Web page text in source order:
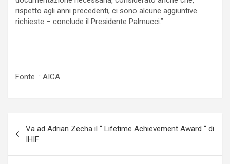
rispetto agli anni precedenti, ci sono alcune aggiuntive
richieste – conclude il Presidente Palmucci.”
Fonte : AICA
articoli
Va ad Adrian Zecha il “ Lifetime Achievement Award “ di
IHIF